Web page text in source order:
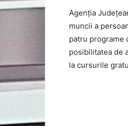
Agenția
muncii a
patru programe
posibilitatea de
la cursurile